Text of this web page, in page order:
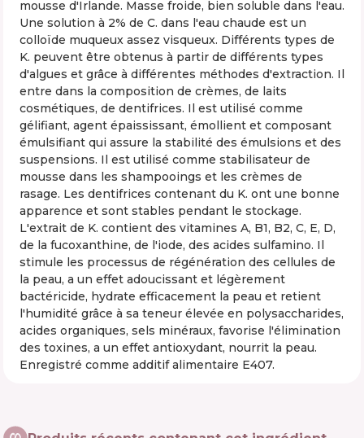
mousse d'Irlande. Masse froide, bien soluble dans l'eau.
Une solution à 2% de C. dans l'eau chaude est un
colloïde muqueux assez visqueux. Différents types de
K. peuvent être obtenus à partir de différents types
d'algues et grâce à différentes méthodes d'extraction. Il
entre dans la composition de crèmes, de laits
cosmétiques, de dentifrices. Il est utilisé comme
gélifiant, agent épaississant, émollient et composant
émulsifiant qui assure la stabilité des émulsions et des
suspensions. Il est utilisé comme stabilisateur de
mousse dans les shampooings et les crèmes de
rasage. Les dentifrices contenant du K. ont une bonne
apparence et sont stables pendant le stockage.
L'extrait de K. contient des vitamines A, B1, B2, C, E, D,
de la fucoxanthine, de l'iode, des acides sulfamino. Il
stimule les processus de régénération des cellules de
la peau, a un effet adoucissant et légèrement
bactéricide, hydrate efficacement la peau et retient
l'humidité grâce à sa teneur élevée en polysaccharides,
acides organiques, sels minéraux, favorise l'élimination
des toxines, a un effet antioxydant, nourrit la peau.
Enregistré comme additif alimentaire E407.